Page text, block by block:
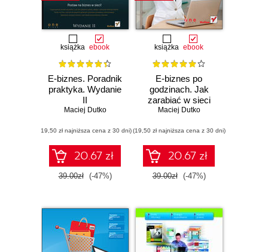
książka ebook
E-biznes. Poradnik
praktyka. Wydanie
II
Maciej Dutko
(19,50 zł najniższa cena z 30 dni)
20.67 zł
39.00zł (-47%)
książka ebook
E-biznes po
godzinach. Jak
zarabiać w sieci
bez rzucania pracy
Maciej Dutko
(19,50 zł najniższa cena z 30 dni)
20.67 zł
39.00zł (-47%)